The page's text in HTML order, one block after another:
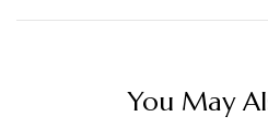
You May